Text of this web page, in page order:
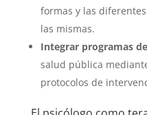
formas y las
las mismas.
Integrar programas
salud pública
protocolos de